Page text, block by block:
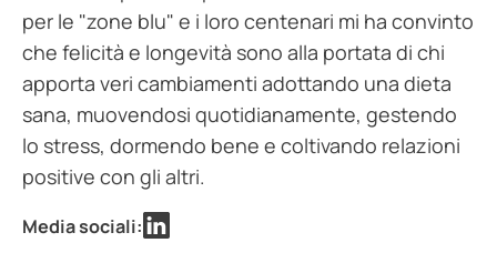
per le "zone blu" e i loro centenari mi ha convinto
che felicità e longevità sono alla portata di chi
apporta veri cambiamenti adottando una dieta
sana, muovendosi quotidianamente, gestendo
lo stress, dormendo bene e coltivando relazioni
positive con gli altri.
Media sociali: